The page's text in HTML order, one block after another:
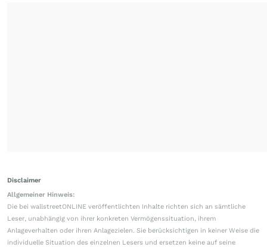
Disclaimer
Allgemeiner Hinweis:
Die bei wallstreetONLINE veröffentlichten Inhalte richten sich an sämtliche
Leser, unabhängig von ihrer konkreten Vermögenssituation, ihrem
Anlageverhalten oder ihren Anlagezielen. Sie berücksichtigen in keiner Weise die
individuelle Situation des einzelnen Lesers und ersetzen keine auf seine